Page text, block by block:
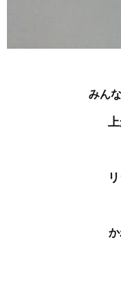
みん